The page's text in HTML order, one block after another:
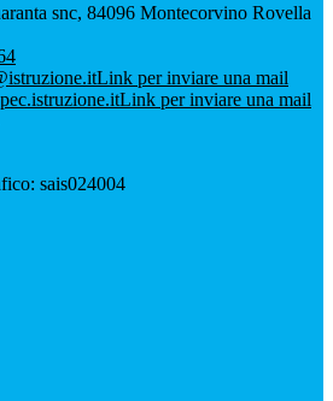
snc, 84096 Montecorvino Rovella
Link per inviare una mail
Link per inviare una mail
sais024004